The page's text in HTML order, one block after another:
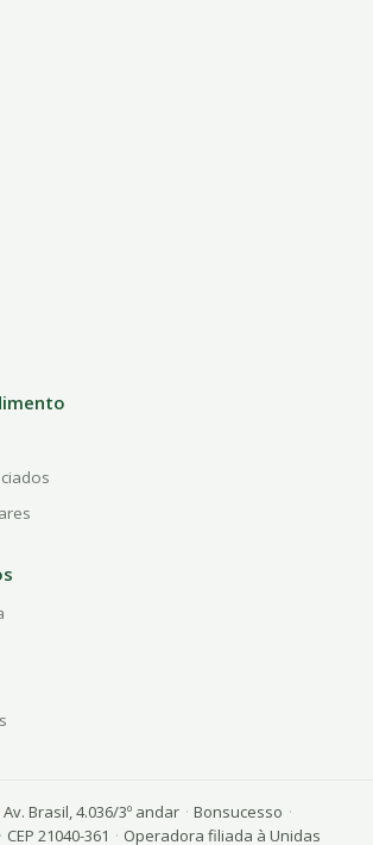
Av. Brasil, 4.036/3º andar · Bonsucesso ·
· CEP 21040-361 · Operadora filiada à Unidas